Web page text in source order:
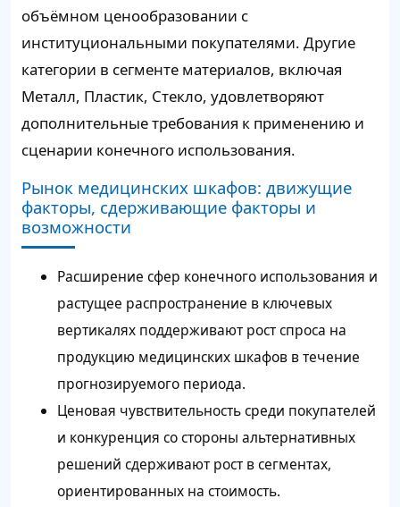
объёмном ценообразовании с
институциональными покупателями. Другие
категории в сегменте материалов, включая
Металл, Пластик, Стекло, удовлетворяют
дополнительные требования к применению и
сценарии конечного использования.
Рынок медицинских шкафов: движущие
факторы, сдерживающие факторы и
возможности
Расширение сфер конечного использования и
растущее распространение в ключевых
вертикалях поддерживают рост спроса на
продукцию медицинских шкафов в течение
прогнозируемого периода.
Ценовая чувствительность среди покупателей
и конкуренция со стороны альтернативных
решений сдерживают рост в сегментах,
ориентированных на стоимость.